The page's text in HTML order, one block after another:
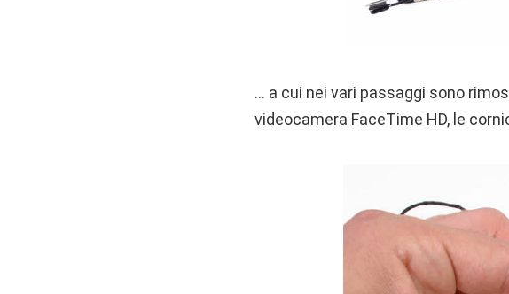
… a cui nei vari passaggi sono
videocamera FaceTime HD, le